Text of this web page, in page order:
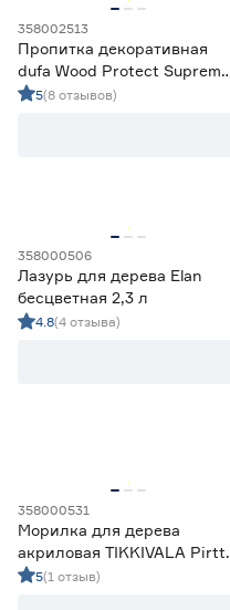
358002513
Пропитка декоративная
dufa Wood Protect Supreme
бесцветная 2,5 л
5(8 отзывов)
358000506
Лазурь для дерева Elan
бесцветная 2,3 л
4.8(4 отзыва)
358000531
Морилка для дерева
акриловая TIKKIVALA Pirtti
Color бесцветная (база EP)
5(1 отзыв)